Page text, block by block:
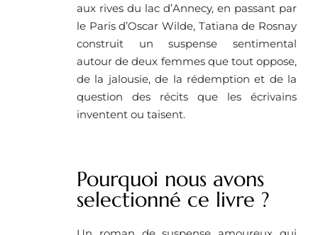
aux rives du lac d’Annecy, en passant par
le Paris d’Oscar Wilde, Tatiana de Rosnay
construit un suspense sentimental
autour de deux femmes que tout oppose,
de la jalousie, de la rédemption et de la
question des récits que les écrivains
inventent ou taisent.
Pourquoi nous avons
selectionné ce livre ? ​